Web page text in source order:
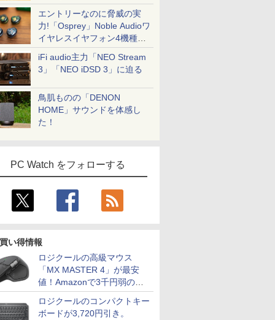
エントリーなのに脅威の実
力!「Osprey」Noble Audioワ
イヤレスイヤフォン4機種を
一気に聴く
iFi audio主力「NEO Stream
3」「NEO iDSD 3」に迫る
鳥肌ものの「DENON
HOME」サウンドを体感し
た！
PC Watch をフォローする
い得情報
ロジクールの高級マウス
「MX MASTER 4」が最安
値！Amazonで3千円弱の割
引
ロジクールのコンパクトキー
ボードが3,720円引き。